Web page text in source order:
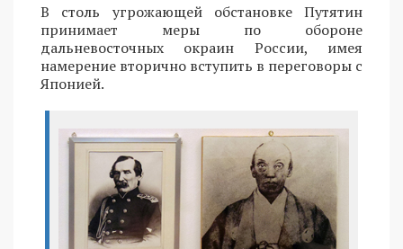
В столь угрожающей обстановке Путятин
принимает меры по обороне
дальневосточных окраин России, имея
намерение вторично вступить в переговоры с
Японией.